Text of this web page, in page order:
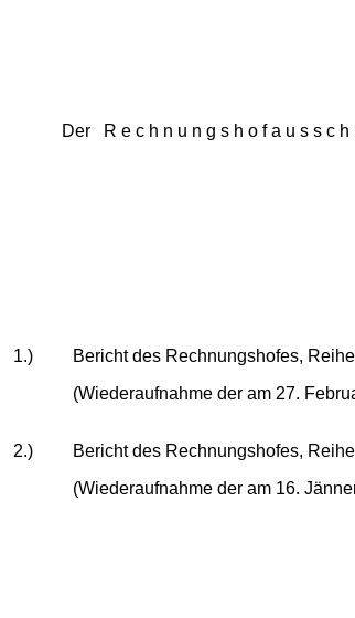
Der R e c h n u n g s h o f a u s s c h
1.) Bericht des Rechnungshofes,
(Wiederaufnahme der am 27.
2.) Bericht des Rechnungshofes,
(Wiederaufnahme der am 16.